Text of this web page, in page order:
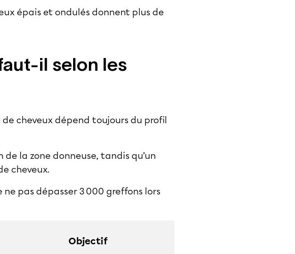
épais et ondulés donnent plus de
il selon les
cheveux dépend toujours du profil
la zone donneuse, tandis qu’un
cheveux.
pas dépasser 3 000 greffons lors
Objectif